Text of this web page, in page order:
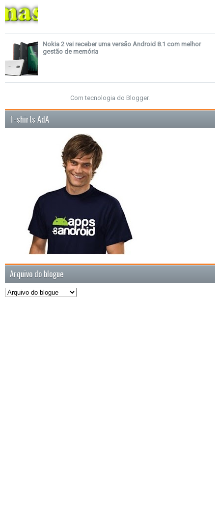
Nokia 2 vai receber uma versão Android 8.1 com melhor
gestão de memória
Com tecnologia do Blogger.
T-shirts AdA
Arquivo do blogue